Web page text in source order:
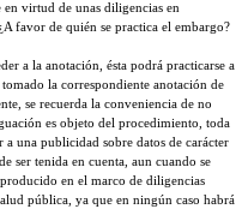
virtud de unas diligencias en
favor de quién se practica el embargo?
a la anotación, ésta podrá practicarse a
la correspondiente anotación de
se recuerda la conveniencia de no
es objeto del procedimiento, toda
una publicidad sobre datos de carácter
ser tenida en cuenta, aun cuando se
en el marco de diligencias
pública, ya que en ningún caso habrá